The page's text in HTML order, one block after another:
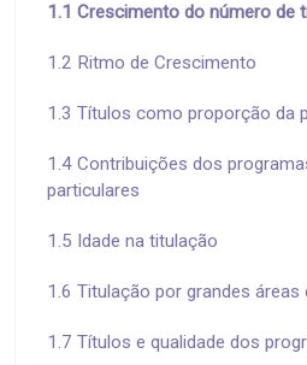
1.1 Crescimento do número de
1.2 Ritmo de Crescimento
1.3 Títulos como proporção da
1.4 Contribuições dos
particulares
1.5 Idade na titulação
1.6 Titulação por grandes
1.7 Títulos e qualidade dos